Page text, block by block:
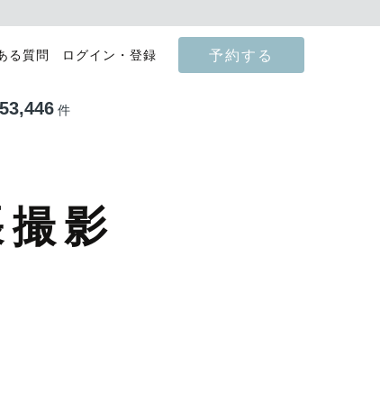
る質問 ログイン・登録 予約する
53,446件
影